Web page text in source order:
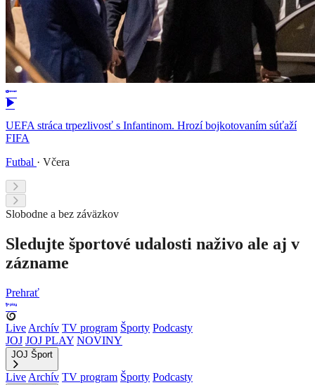
UEFA stráca trpezlivosť s Infantinom. Hrozí bojkotovaním súťaží
FIFA
Futbal · Včera
Slobodne a bez záväzkov
Sledujte športové udalosti naživo ale aj v
zázname
Prehrať
Live Archív TV program Športy Podcasty
JOJ JOJ PLAY NOVINY
JOJ Šport
Live Archív TV program Športy Podcasty